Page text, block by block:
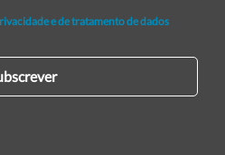
e de tratamento de dados